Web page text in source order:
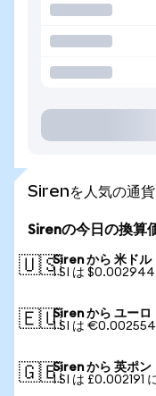
Sirenを人気の通貨
Sirenの今日の換算
🇺🇸Siren から 米ドル
1 SI は $0.002944
🇪🇺Siren から ユーロ
1 SI は €0.002554
🇬🇧Siren から 英ポン
1 SI は £0.002191